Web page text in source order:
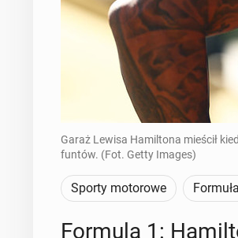
Garaż Lewisa Hamiltona mieścił
funtów. (Fot. Getty Images)
Sporty motorowe
Formula 1: